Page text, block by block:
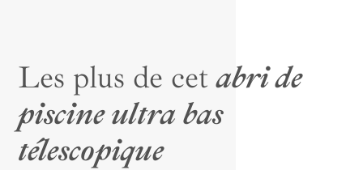
Les plus de cetabri de
piscine ultra bas
télescopique